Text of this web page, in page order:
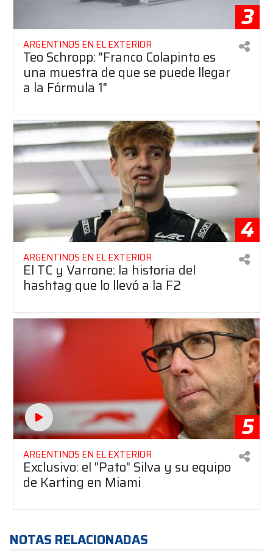
3
ARGENTINOS EN EL EXTERIOR
Teo Schropp: "Franco Colapinto es
una muestra de que se puede llegar
a la Fórmula 1"
4
ARGENTINOS EN EL EXTERIOR
El TC y Varrone: la historia del
hashtag que lo llevó a la F2
5
ARGENTINOS EN EL EXTERIOR
Exclusivo: el "Pato" Silva y su equipo
de Karting en Miami
NOTAS RELACIONADAS